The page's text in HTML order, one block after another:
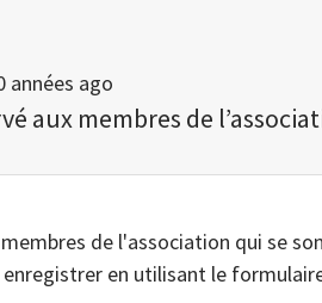
années ago
aux membres de
de l'association qui se
en utilisant le